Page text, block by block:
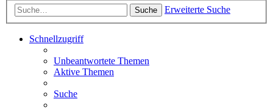
Suche Erweiterte Suche
Schnellzugriff
Unbeantwortete Themen
Aktive Themen
Suche